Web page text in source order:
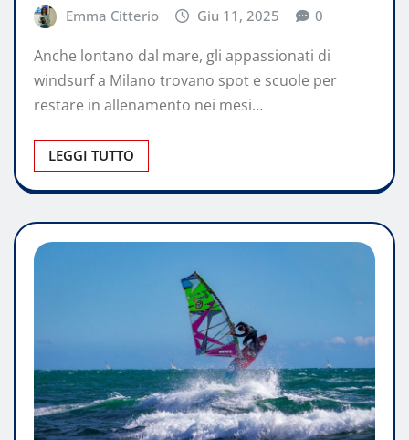
Emma Citterio Giu 11, 2025 0
Anche lontano dal mare, gli appassionati di
windsurf a Milano trovano spot e scuole per
restare in allenamento nei mesi…
LEGGI TUTTO